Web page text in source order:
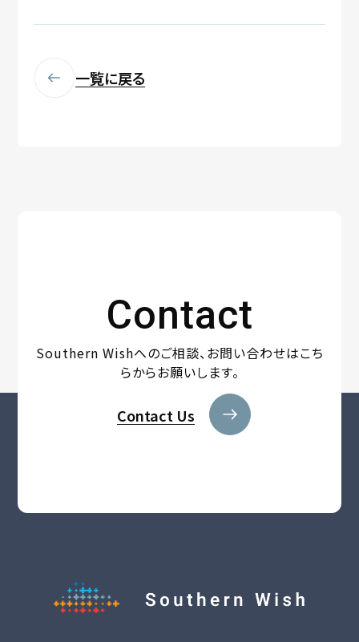
一覧に戻る
Contact
Southern Wishへのご相談、お問い合わせはこち
らからお願いします。
Contact Us